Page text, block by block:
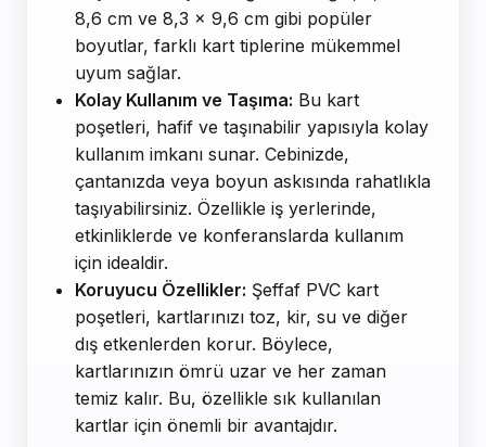
8,6 cm ve 8,3 x 9,6 cm gibi popüler
boyutlar, farklı kart tiplerine mükemmel
uyum sağlar.
Kolay Kullanım ve Taşıma: Bu kart
poşetleri, hafif ve taşınabilir yapısıyla kolay
kullanım imkanı sunar. Cebinizde,
çantanızda veya boyun askısında rahatlıkla
taşıyabilirsiniz. Özellikle iş yerlerinde,
etkinliklerde ve konferanslarda kullanım
için idealdir.
Koruyucu Özellikler: Şeffaf PVC kart
poşetleri, kartlarınızı toz, kir, su ve diğer
dış etkenlerden korur. Böylece,
kartlarınızın ömrü uzar ve her zaman
temiz kalır. Bu, özellikle sık kullanılan
kartlar için önemli bir avantajdır.